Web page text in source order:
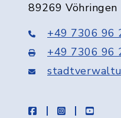
89269 Vöhringen
+49 7306 96
+49 7306 96
facebookinstagram